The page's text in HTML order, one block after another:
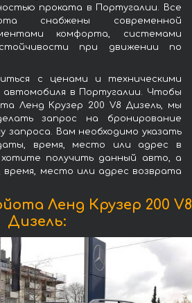
проката в Португалии. Все
снабжены современной
комфорта, системами
при движении по
с ценами и техническими
в Португалии. Чтобы
Ленд Крузер 200 V8 Дизель, мы
запрос на бронирование
запроса. Вам необходимо указать
время, место или адрес в
получить данный авто, а
время, место или адрес возврата
Ленд Крузер 200 V8
Дизель: